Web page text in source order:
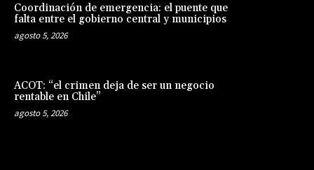
Coordinación de emergencia: el puente que
falta entre el gobierno central y municipios
agosto 5, 2026
ACOT: “el crimen deja de ser un negocio
rentable en Chile”
agosto 5, 2026